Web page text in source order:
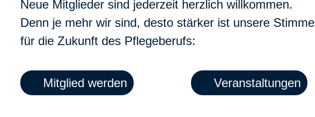
Neue Mitglieder sind jederzeit herzlich willkommen.
Denn je mehr wir sind, desto stärker ist unsere Stimme
für die Zukunft des Pflegeberufs:
Mitglied werden Veranstaltungen